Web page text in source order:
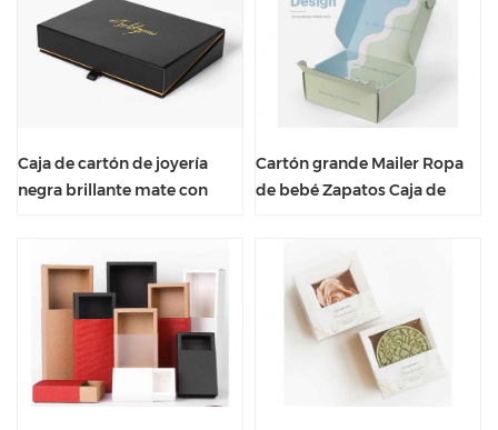
Caja de cartón de joyería
negra brillante mate con
Cartón grande Mailer Ropa
de bebé Zapatos Caja de